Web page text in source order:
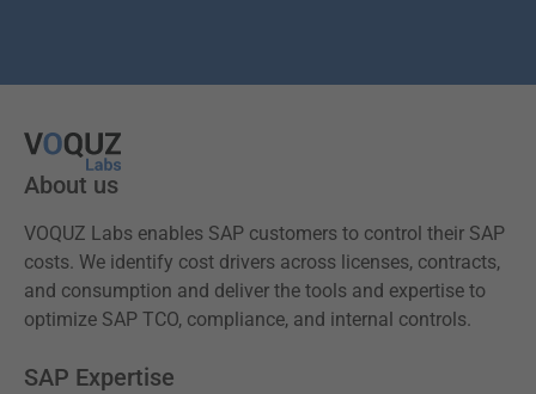
About us
VOQUZ Labs enables SAP customers to control their SAP
costs. We identify cost drivers across licenses, contracts,
and consumption and deliver the tools and expertise to
optimize SAP TCO, compliance, and internal controls.
SAP Expertise